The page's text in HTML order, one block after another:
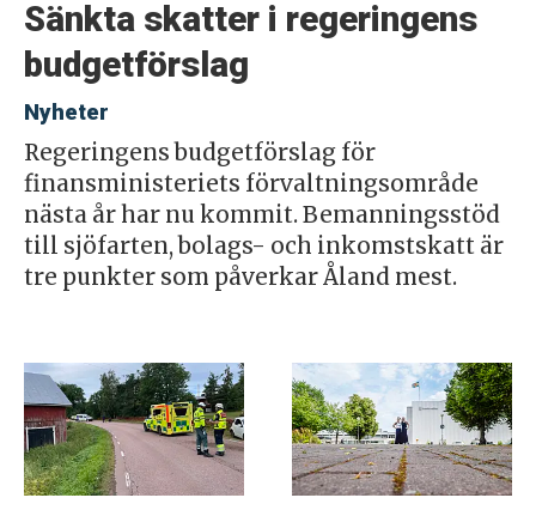
Sänkta skatter i regeringens
budgetförslag
Nyheter
Regeringens budgetförslag för
finansministeriets förvaltningsområde
nästa år har nu kommit. Bemanningsstöd
till sjöfarten, bolags- och inkomstskatt är
tre punkter som påverkar Åland mest.